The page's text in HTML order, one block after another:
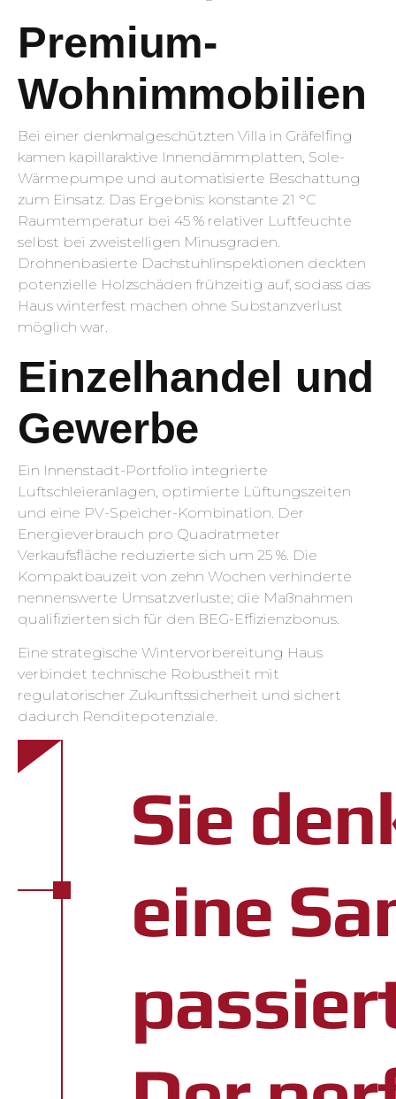
Premium-
Wohnimmobilien
Bei einer denkmalgeschützten Villa in Gräfelfing
kamen kapillaraktive Innendämmplatten, Sole-
Wärmepumpe und automatisierte Beschattung
zum Einsatz. Das Ergebnis: konstante 21 °C
Raumtemperatur bei 45 % relativer Luftfeuchte
selbst bei zweistelligen Minusgraden.
Drohnenbasierte Dachstuhlinspektionen deckten
potenzielle Holzschäden frühzeitig auf, sodass das
Haus winterfest machen ohne Substanzverlust
möglich war.
Einzelhandel und
Gewerbe
Ein Innenstadt-Portfolio integrierte
Luftschleieranlagen, optimierte Lüftungszeiten
und eine PV-Speicher-Kombination. Der
Energieverbrauch pro Quadratmeter
Verkaufsfläche reduzierte sich um 25 %. Die
Kompaktbauzeit von zehn Wochen verhinderte
nennenswerte Umsatzverluste; die Maßnahmen
qualifizierten sich für den BEG-Effizienzbonus.
Eine strategische Wintervorbereitung Haus
verbindet technische Robustheit mit
regulatorischer Zukunftssicherheit und sichert
dadurch Renditepotenziale.